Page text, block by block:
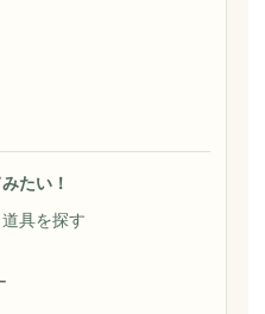
たい！
具を探す